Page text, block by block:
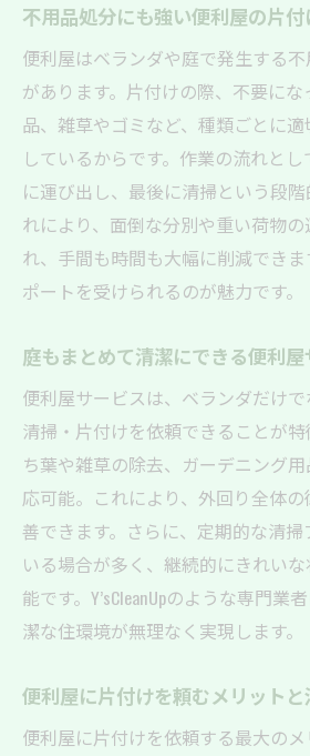
不用品処分にも強い便利屋の片
便利屋はベランダや庭で発生する
があります。片付けの際、不要に
品、雑草やゴミなど、種類ごとに
しているからです。作業の流れと
に運び出し、最後に清掃という段
れにより、面倒な分別や重い荷物
れ、手間も時間も大幅に削減でき
ポートを受けられるのが魅力です。
庭もまとめて清潔にできる便利
便利屋サービスは、ベランダだけ
清掃・片付けを依頼できることが
ち葉や雑草の除去、ガーデニング
応可能。これにより、外回り全体
善できます。さらに、定期的な清
いる場合が多く、継続的にきれい
能です。Y’sCleanUpのような専門業
潔な住環境が無理なく実現します。
便利屋に片付けを頼むメリット
便利屋に片付けを依頼する最大の